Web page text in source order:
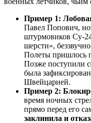
Пример 1:
Павел Попович,
штурмовиков Су-
шерсти»,
Полеты пришлось
Позже поступили
была
Швейцарией.
Пример 2:
время ночных
прямо перед его
заклинила и